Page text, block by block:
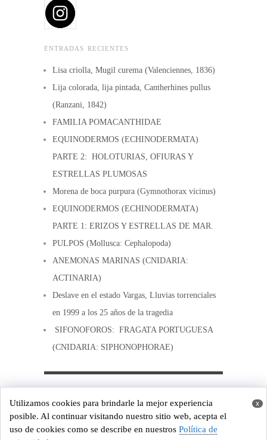
ENTRADAS RECIENTES
Lisa criolla, Mugil curema (Valenciennes, 1836)
Lija colorada, lija pintada, Cantherhines pullus
(Ranzani, 1842)
FAMILIA POMACANTHIDAE
EQUINODERMOS (ECHINODERMATA)
PARTE 2: HOLOTURIAS, OFIURAS Y
ESTRELLAS PLUMOSAS
Morena de boca purpura (Gymnothorax vicinus)
EQUINODERMOS (ECHINODERMATA)
PARTE 1: ERIZOS Y ESTRELLAS DE MAR.
PULPOS (Mollusca: Cephalopoda)
ANEMONAS MARINAS (CNIDARIA:
ACTINARIA)
Deslave en el estado Vargas, Lluvias torrenciales
en 1999 a los 25 años de la tragedia
SIFONOFOROS: FRAGATA PORTUGUESA
(CNIDARIA: SIPHONOPHORAE)
WordPress
x
Utilizamos cookies para brindarle la mejor experiencia
posible. Al continuar visitando nuestro sitio web, acepta el
uso de cookies como se describe en nuestros Política de